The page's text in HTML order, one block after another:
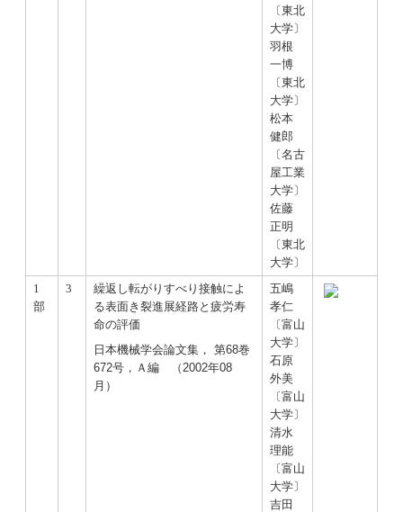
〔東北
大学〕
羽根
一博
〔東北
大学〕
松本
健郎
〔名古
屋工業
大学〕
佐藤
正明
〔東北
大学〕
1
部
3
繰返し転がりすべり接触によ
る表面き裂進展経路と疲労寿
命の評価
日本機械学会論文集， 第68巻
672号，Ａ編 （2002年08
月）
五嶋
孝仁
〔富山
大学〕
石原
外美
〔富山
大学〕
清水
理能
〔富山
大学〕
吉田